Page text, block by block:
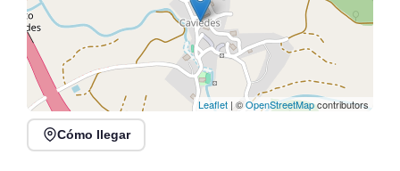
Leaflet | ©OpenStreetMapcontributors
Cómo llegar
Fiestas de las Nieves en